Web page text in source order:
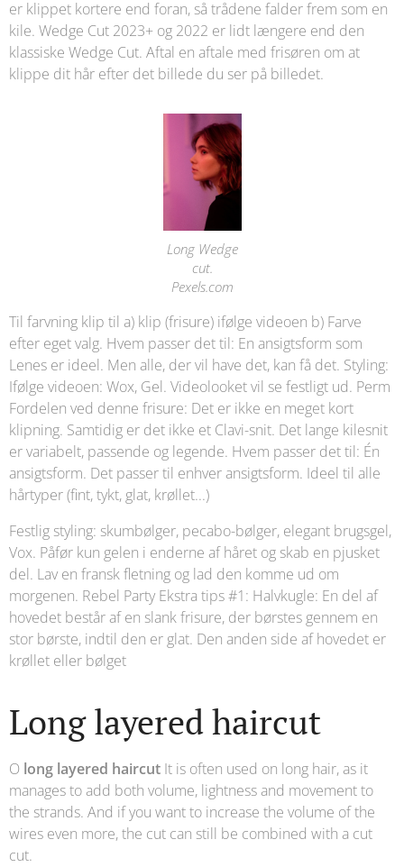
er klippet kortere end foran, så trådene falder frem som en
kile. Wedge Cut 2023+ og 2022 er lidt længere end den
klassiske Wedge Cut. Aftal en aftale med frisøren om at
klippe dit hår efter det billede du ser på billedet.
Long Wedge
cut.
Pexels.com
Til farvning klip til a) klip (frisure) ifølge videoen b) Farve
efter eget valg. Hvem passer det til: En ansigtsform som
Lenes er ideel. Men alle, der vil have det, kan få det. Styling:
Ifølge videoen: Wox, Gel. Videolooket vil se festligt ud. Perm
Fordelen ved denne frisure: Det er ikke en meget kort
klipning. Samtidig er det ikke et Clavi-snit. Det lange kilesnit
er variabelt, passende og legende. Hvem passer det til: Én
ansigtsform. Det passer til enhver ansigtsform. Ideel til alle
hårtyper (fint, tykt, glat, krøllet...)
Festlig styling: skumbølger, pecabo-bølger, elegant brugsgel,
Vox. Påfør kun gelen i enderne af håret og skab en pjusket
del. Lav en fransk fletning og lad den komme ud om
morgenen. Rebel Party Ekstra tips #1: Halvkugle: En del af
hovedet består af en slank frisure, der børstes gennem en
stor børste, indtil den er glat. Den anden side af hovedet er
krøllet eller bølget
Long layered haircut
O long layered haircut It is often used on long hair, as it
manages to add both volume, lightness and movement to
the strands. And if you want to increase the volume of the
wires even more, the cut can still be combined with a cut
cut.